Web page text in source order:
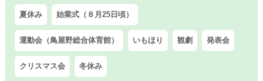
夏休み 始業式（８月25日頃）
運動会（鳥屋野総合体育館） いもほり 観劇 発表会
クリスマス会 冬休み